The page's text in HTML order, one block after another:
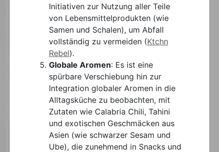
Initiativen zur Nutzung aller Teile
von Lebensmittelprodukten (wie
Samen und Schalen), um Abfall
vollständig zu vermeiden​ (Ktchn
Rebel)​.
Globale Aromen: Es ist eine
spürbare Verschiebung hin zur
Integration globaler Aromen in die
Alltagsküche zu beobachten, mit
Zutaten wie Calabria Chili, Tahini
und exotischen Geschmäcken aus
Asien (wie schwarzer Sesam und
Ube), die zunehmend in Snacks und